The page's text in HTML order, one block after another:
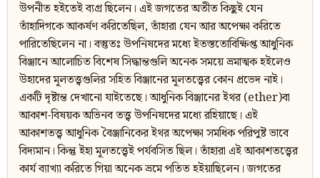
উপনীত হইতেই ব্যগ্র ছিলেন। এই জগতের অতীত কিছুই যেন
তাঁহাদিগকে আকর্ষণ করিতেছিল, তাঁহারা যেন আর অপেক্ষা করিতে
পারিতেছিলেন না। বস্তুতঃ উপনিষদের মধ্যে ইতস্ততোবিক্ষিপ্ত আধুনিক
বিঞ্জানে আলোচিত বিশেষ সিদ্ধান্তগুলি অনেক সময়ে ভ্রমাত্মক হইলেও
উহাদের মূলতত্ত্বগুলির সহিত বিঞ্জানের মূলতত্ত্বের কোন প্রভেদ নাই।
একটি দৃষ্টান্ত দেখানো যাইতেছে। আধুনিক বিঞ্জানের ইথর (ether)বা
আকাশ-বিষয়ক অভিনব তত্ত্ব উপনিষদের মধ্যে রহিয়াছে। এই
আকাশতত্ত্ব আধুনিক বৈঞ্জানিকের ইথর অপেক্ষা সমধিক পরিপুষ্ট ভাবে
বিদ্যমান। কিন্তু ইহা মূলতত্ত্বেই পর্যবসিত ছিল। তাঁহারা এই আকাশতত্ত্বের
কার্য ব্যাখ্যা করিতে গিয়া অনেক ভ্রমে পতিত হইয়াছিলেন। জগতের